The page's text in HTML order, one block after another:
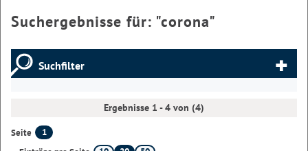
Suchergebnisse für: "corona"
Suchfilter
Ergebnisse 1 - 4 von (4)
Seite
1